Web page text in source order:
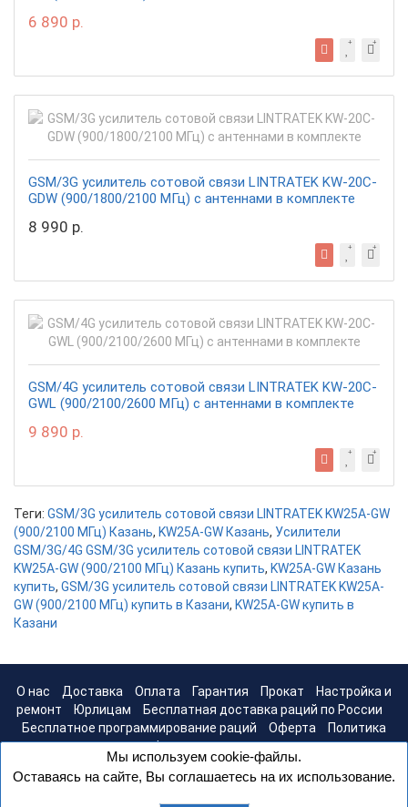
6 890 р.
GSM/3G усилитель сотовой связи LINTRATEK KW-20C-
GDW (900/1800/2100 МГц) с антеннами в комплекте
8 990 р.
GSM/4G усилитель сотовой связи LINTRATEK KW-20C-
GWL (900/2100/2600 МГц) с антеннами в комплекте
9 890 р.
Теги: GSM/3G усилитель сотовой связи LINTRATEK KW25A-GW
(900/2100 МГц) Казань, KW25A-GW Казань, Усилители
GSM/3G/4G GSM/3G усилитель сотовой связи LINTRATEK
KW25A-GW (900/2100 МГц) Казань купить, KW25A-GW Казань
купить, GSM/3G усилитель сотовой связи LINTRATEK KW25A-
GW (900/2100 МГц) купить в Казани, KW25A-GW купить в
Казани
О нас Доставка Оплата Гарантия Прокат
Настройка и
ремонт
Юрлицам
Бесплатная доставка раций по России
Бесплатное программирование раций
Оферта
Политика
конфиденциальности
Мы используем cookie-файлы.
Оставаясь на сайте, Вы соглашаетесь на их использование.